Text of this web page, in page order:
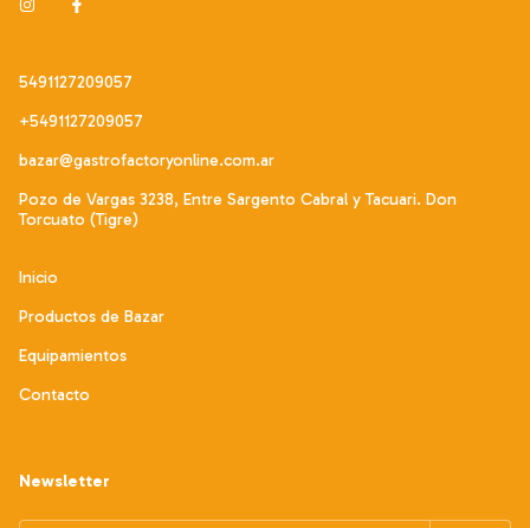
5491127209057
+5491127209057
bazar@gastrofactoryonline.com.ar
Pozo de Vargas 3238, Entre Sargento Cabral y Tacuari. Don
Torcuato (Tigre)
Inicio
Productos de Bazar
Equipamientos
Contacto
Newsletter